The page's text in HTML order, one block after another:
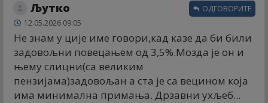
Љутко
12.05.2026 09:05
Не знам у ције име говори,кад казе да би били
задовољни повецањем од 3,5%.Мозда је он и
њему слицни(са великим
пензијама)задовољан а ста је са вецином која
има минимална примања. Дрзавни ухљеб...
ОДГОВОРИТЕ